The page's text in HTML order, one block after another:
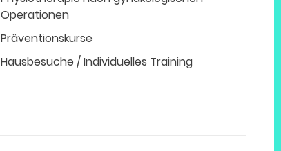
Operationen
Präventionskurse
Hausbesuche / Individuelles Training